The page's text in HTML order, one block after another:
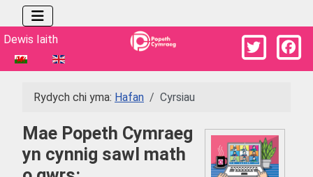
Dewiswch eich iaith
Dewis Iaith
Rydych chi yma: Hafan Cyrsiau
Mae Popeth Cymraeg
yn cynnig sawl math